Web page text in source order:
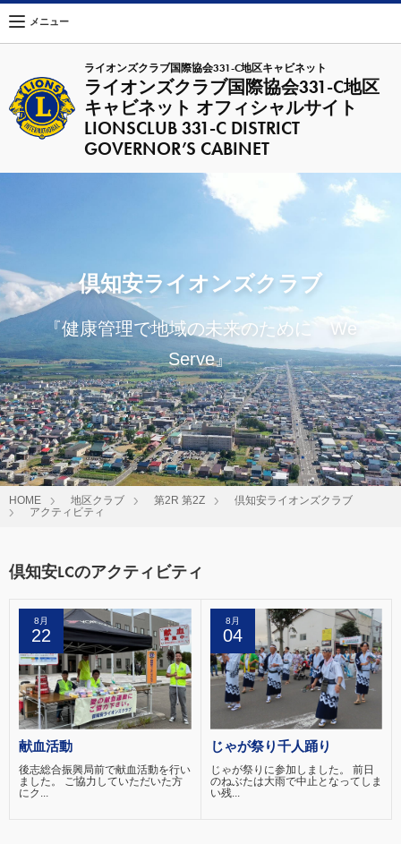
ライオンズクラブ国際協会331-C地区キャビネット
ライオンズクラブ国際協会331-C地区
キャビネット オフィシャルサイト
LIONSCLUB 331-C DISTRICT
GOVERNOR’S CABINET
メニュー
倶知安ライオンズクラブ
『健康管理で地域の未来のために We
Serve』
HOME 地区クラブ 第2R 第2Z
倶知安ライオンズクラブ
アクティビティ
倶知安LCのアクティビティ
8月
22
献血活動
後志総合振興局前で献血活動を行い
ました。 ご協力していただいた方
にク...
8月
04
じゃが祭り千人踊り
じゃが祭りに参加しました。 前日
のねぶたは大雨で中止となってしま
い残...